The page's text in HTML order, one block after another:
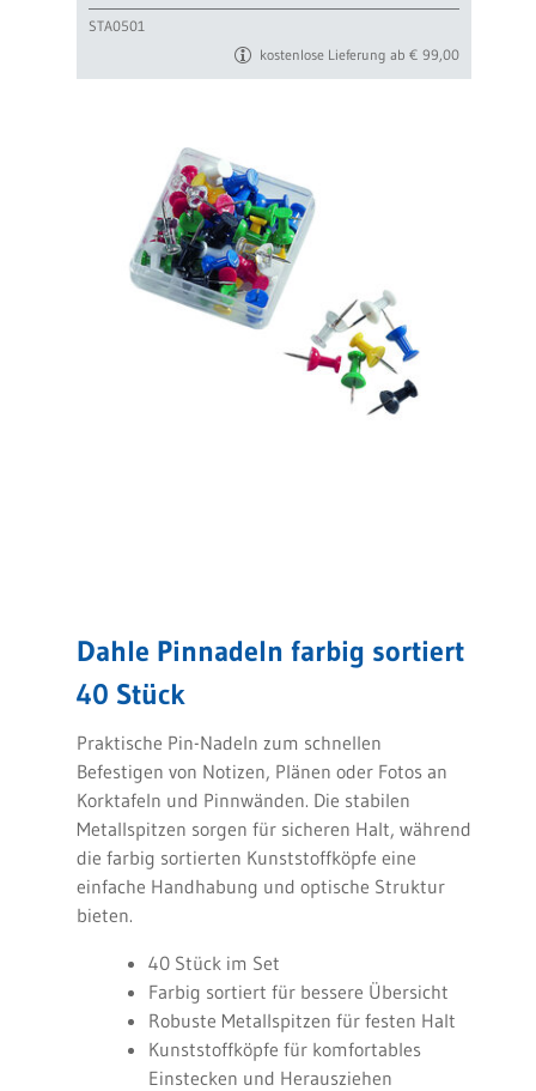
STA0501
kostenlose Lieferung ab € 99,00
Dahle Pinnadeln farbig sortiert
40 Stück
Praktische Pin-Nadeln zum schnellen
Befestigen von Notizen, Plänen oder Fotos an
Korktafeln und Pinnwänden. Die stabilen
Metallspitzen sorgen für sicheren Halt, während
die farbig sortierten Kunststoffköpfe eine
einfache Handhabung und optische Struktur
bieten.
40 Stück im Set
Farbig sortiert für bessere Übersicht
Robuste Metallspitzen für festen Halt
Kunststoffköpfe für komfortables
Einstecken und Herausziehen